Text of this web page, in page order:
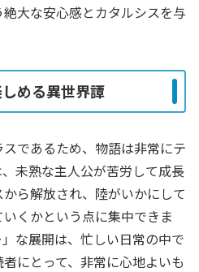
大な安心感とカタルシスを与
める異世界譚
であるため、物語は非常にテ
未熟な主人公が苦労して成長
ら解放され、陸がいかにして
くかという点に集中できま
な展開は、忙しい日常の中で
にとって、非常に心地よいも